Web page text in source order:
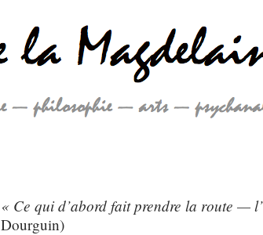
« Ce qui d’abord fait prendre la route —
Dourguin)